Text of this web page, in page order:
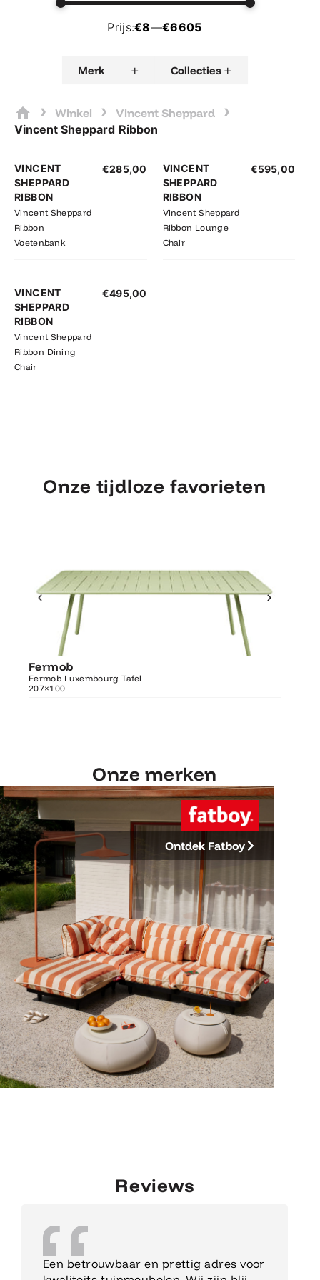
Prijs:€8—€6605
Merk + Collecties +
› Winkel › Vincent Sheppard ›
Vincent Sheppard Ribbon
VINCENT
SHEPPARD
RIBBON
Vincent Sheppard
Ribbon
Voetenbank
€285,00
VINCENT
SHEPPARD
RIBBON
Vincent Sheppard
Ribbon Lounge
Chair
€595,00
VINCENT
SHEPPARD
RIBBON
Vincent Sheppard
Ribbon Dining
Chair
€495,00
Onze tijdloze favorieten
Fermob
Fermob Luxembourg Tafel
207×100
207×100
Onze merken
Ontdek Fatboy
Reviews
Een betrouwbaar en prettig adres voor